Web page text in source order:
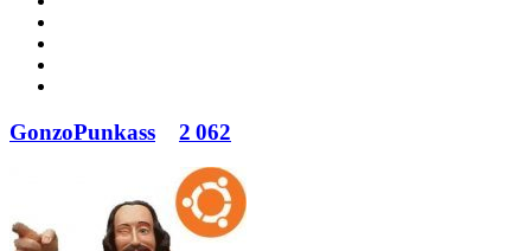
GonzoPunkass 2 062